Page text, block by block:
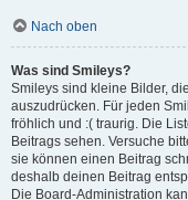
Nach oben
Was sind Smileys?
Smileys sind kleine Bilder,
auszudrücken. Für jeden
fröhlich und :( traurig. Die
Beitrags sehen. Versuche
sie können einen Beitrag
deshalb deinen Beitrag
Die Board-Administration